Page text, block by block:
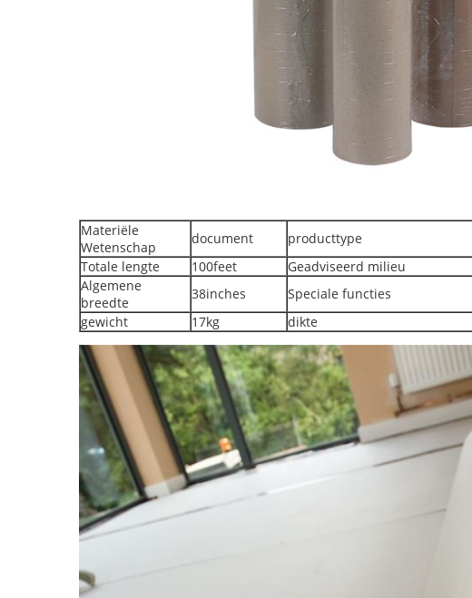
Materiële
Wetenschap
document producttype
Totale lengte
100feet Geadviseerd milieu
Algemene
breedte
38inches Speciale functies
gewicht
17kg dikte